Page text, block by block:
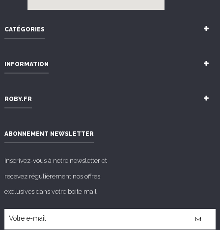
CATÉGORIES
INFORMATION
ROBY.FR
ABONNEMENT NEWSLETTER
Inscrivez-vous à notre newsletter et
recevez régulièrement nos offres
exclusives dans votre boite mail